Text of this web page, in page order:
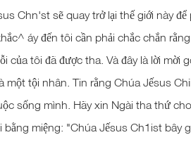
Chn'st sẽ quay trở lại thế giới này
áy đến tôi cần phải chắc chắn
của tôi đã được tha. Và đây là lời mời
một tội nhân. Tin rằng Chúa Jếsus
sống mình. Hãy xin Ngài tha thứ
miệng: "Chúa Jếsus Ch1ist bây